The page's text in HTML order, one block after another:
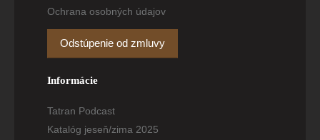
Ochrana osobných údajov
Odstúpenie od zmluvy
Informácie
Tatran Podcast
Katalóg jeseň/zima 2025